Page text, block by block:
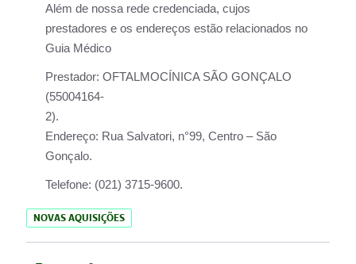
Além de nossa rede credenciada, cujos
prestadores e os endereços estão relacionados no
Guia Médico
Prestador: OFTALMOCÍNICA SÃO GONÇALO
(55004164-
2).
Endereço: Rua Salvatori, n°99, Centro – São
Gonçalo.
Telefone: (021) 3715-9600.
NOVAS AQUISIÇÕES